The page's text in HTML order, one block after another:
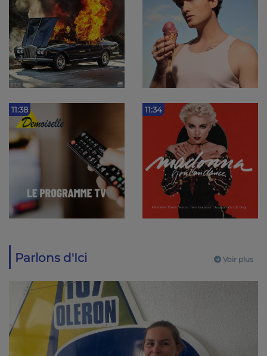
11:38 11:34
Voir plus
Parlons d'Ici